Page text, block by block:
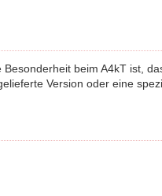
Besonderheit beim A4kT ist,
Version oder eine